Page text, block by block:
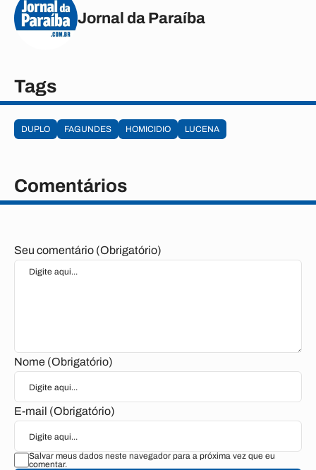
Jornal da Paraíba
Tags
DUPLO FAGUNDES HOMICIDIO LUCENA
Comentários
Seu comentário (Obrigatório)
Nome (Obrigatório)
E-mail (Obrigatório)
Salvar meus dados neste navegador para a próxima vez que eu
comentar.